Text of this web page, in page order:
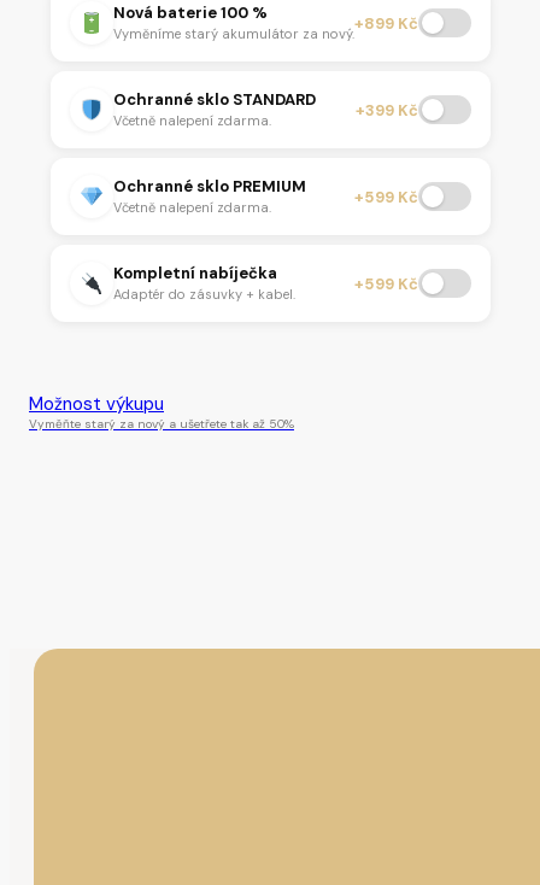
Nová baterie 100 %
Vyměníme starý akumulátor za nový.+899 Kč
Ochranné sklo STANDARD
Včetně nalepení zdarma. +399 Kč
Ochranné sklo PREMIUM
Včetně nalepení zdarma. +599 Kč
Kompletní nabíječka
Adaptér do zásuvky + kabel. +599 Kč
Možnost výkupu
Vyměňte starý za nový a ušetřete tak až 50%